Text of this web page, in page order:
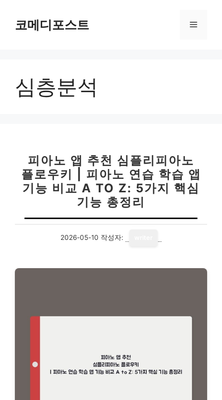
코메디포스트 메
심층분석
피아노 앱 추천 심플리피아노
플로우키 | 피아노 연습 학습 앱
기능 비교 A TO Z: 5가지 핵심
기능 총정리
2026-05-10 작성자: